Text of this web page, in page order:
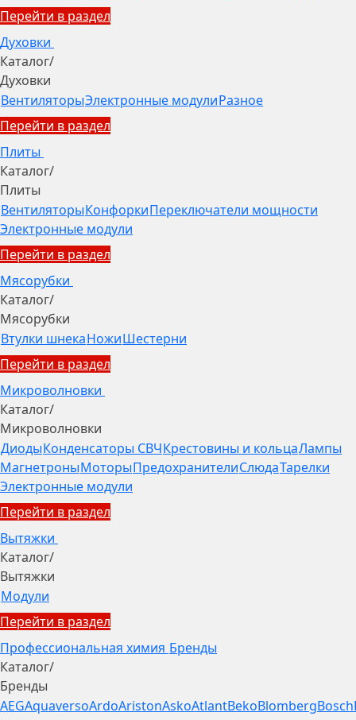
Перейти в раздел
Духовки
Каталог/
Духовки
ВентиляторыЭлектронные модулиРазное
Перейти в раздел
Плиты
Каталог/
Плиты
ВентиляторыКонфоркиПереключатели мощности
Электронные модули
Перейти в раздел
Мясорубки
Каталог/
Мясорубки
Втулки шнекаНожиШестерни
Перейти в раздел
Микроволновки
Каталог/
Микроволновки
ДиодыКонденсаторы СВЧКрестовины и кольцаЛампы
МагнетроныМоторыПредохранителиСлюдаТарелки
Электронные модули
Перейти в раздел
Вытяжки
Каталог/
Вытяжки
Модули
Перейти в раздел
Профессиональная химия Бренды
Каталог/
Бренды
AEGAquaversoArdoAristonAskoAtlantBekoBlombergBosch